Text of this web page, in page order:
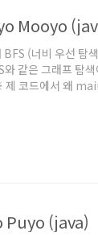
Mooyo
(너비 우선 탐
같은 그래프 탐
코드에서 왜
. 백준을 자바로
Puyo (java)